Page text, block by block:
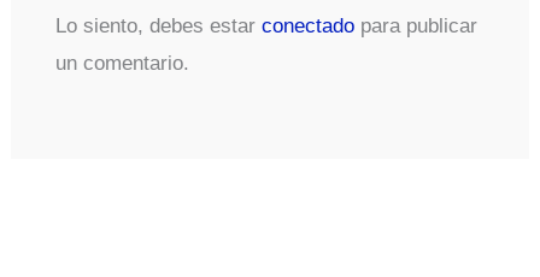
Lo siento, debes estar conectadopara publicar
un comentario.